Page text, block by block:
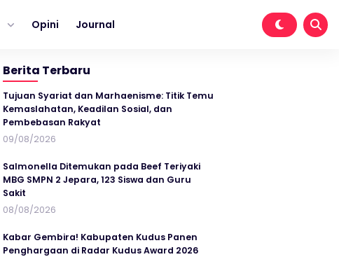
Opini Journal
Berita Terbaru
Tujuan Syariat dan Marhaenisme: Titik Temu
Kemaslahatan, Keadilan Sosial, dan
Pembebasan Rakyat
09/08/2026
Salmonella Ditemukan pada Beef Teriyaki
MBG SMPN 2 Jepara, 123 Siswa dan Guru
Sakit
08/08/2026
Kabar Gembira! Kabupaten Kudus Panen
Penghargaan di Radar Kudus Award 2026